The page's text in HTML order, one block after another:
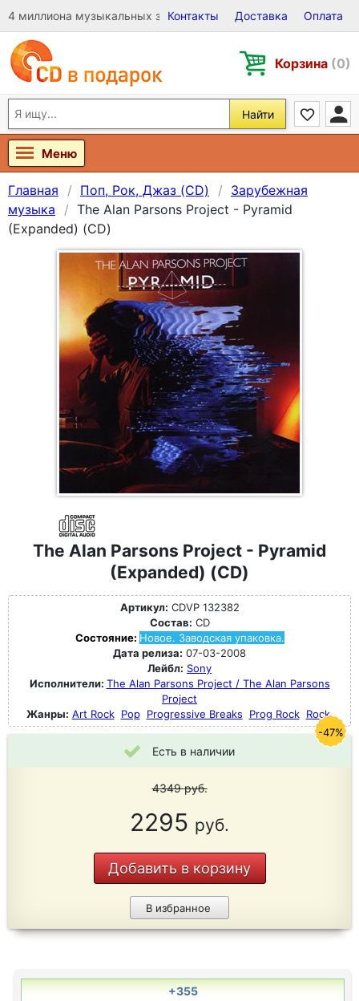
4 миллиона музыкальных записей на Виниле, CD и DVD
Контакты Доставка Оплата
Корзина (0)
Найти
Меню
Главная Поп, Рок, Джаз (CD)
Зарубежная
музыка
The Alan Parsons Project - Pyramid
(Expanded) (CD)
The Alan Parsons Project - Pyramid
(Expanded) (CD)
Артикул: CDVP 132382
Состав: CD
Состояние: Новое. Заводская упаковка.
Дата релиза: 07-03-2008
Лейбл: Sony
Исполнители: The Alan Parsons Project / The Alan Parsons
Project
Жанры: Art Rock Pop Progressive Breaks Prog Rock Rock
Есть в наличии
4349руб.
2295 руб.
Добавить в корзину
В избранное
-47%
+355